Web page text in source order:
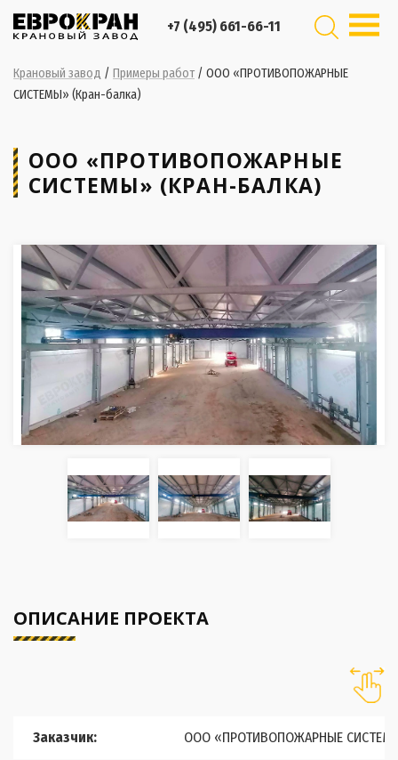
+7 (495) 661-66-11
Крановый завод / Примеры работ / ООО «ПРОТИВОПОЖАРНЫЕ
СИСТЕМЫ» (Кран-балка)
ООО «ПРОТИВОПОЖАРНЫЕ
СИСТЕМЫ» (КРАН-БАЛКА)
ОПИСАНИЕ ПРОЕКТА
Заказчик: ООО «ПРОТИВОПОЖАРНЫЕ